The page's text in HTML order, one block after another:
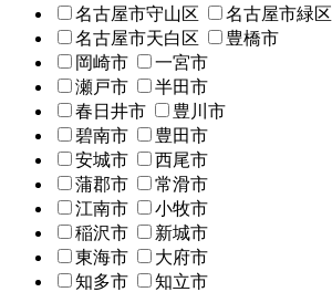
名古屋市守山区
名古屋市緑区
名古屋市天白区
豊橋市
岡崎市
一宮市
瀬戸市
半田市
春日井市
豊川市
碧南市
豊田市
安城市
西尾市
蒲郡市
常滑市
江南市
小牧市
稲沢市
新城市
東海市
大府市
知多市
知立市